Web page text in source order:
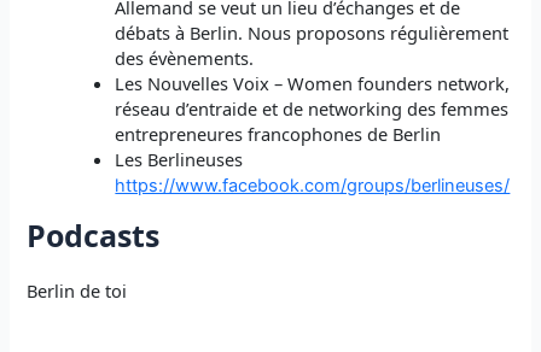
Allemand se veut un lieu d’échanges et de
débats à Berlin. Nous proposons régulièrement
des évènements.
Les Nouvelles Voix – Women founders network,
réseau d’entraide et de networking des femmes
entrepreneures francophones de Berlin
Les Berlineuses
https://www.facebook.com/groups/berlineuses/
Podcasts
Berlin de toi